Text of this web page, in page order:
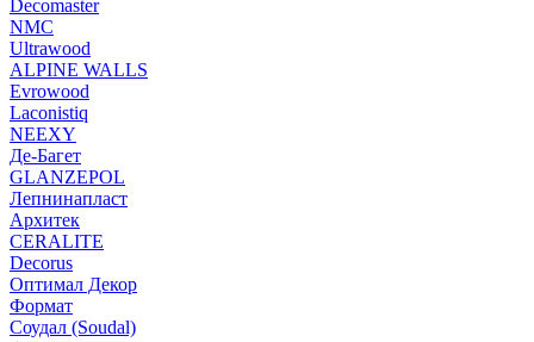
Decomaster
NMС
Ultrawood
ALPINE WALLS
Evrowood
Laconistiq
NEEXY
Де-Багет
GLANZEPOL
Лепнинапласт
Архитек
CERALITE
Decorus
Оптимал Декор
Формат
Соудал (Soudal)